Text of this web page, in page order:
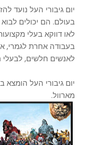
יום גיבורי העל נועד
בעולם. הם יכולים לבוא
לאו דווקא בעלי
בעבודה אחרת לגמרי,
לאנשים חלשים, לבעלי
מארוול.